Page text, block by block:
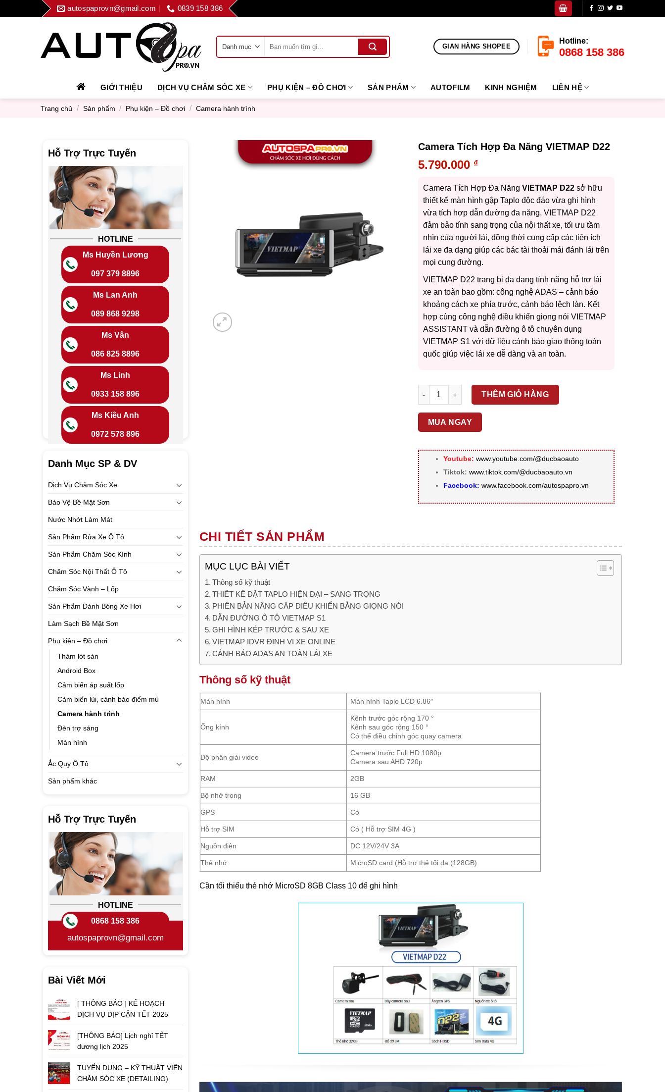
to
autospaprovn@gmail.com 0839 158 386
kiếm:
GIAN HÀNG SHOPEE
Hotline:
0868 158 386
GIỚI THIỆU DỊCH VỤ CHĂM SÓC XE PHỤ KIỆN – ĐỒ CHƠI SẢN PHẨM AUTOFILM KINH NGHIỆM LIÊN HỆ
Trang chủ / Sản phẩm / Phụ kiện – Đồ chơi / Camera hành trình
Hỗ Trợ Trực Tuyến
HOTLINE
Ms Huyền Lương
097 379 8896
Ms Lan Anh
089 868 9298
Ms Vân
086 825 8896
Ms Linh
0933 158 896
Ms Kiều Anh
0972 578 896
Danh Mục SP & DV
Dịch Vụ Chăm Sóc Xe
Bảo Vệ Bề Mặt Sơn
Nước Nhớt Làm Mát
Sản Phẩm Rửa Xe Ô Tô
Sản Phẩm Chăm Sóc Kính
Chăm Sóc Nội Thất Ô Tô
Chăm Sóc Vành – Lốp
Sản Phẩm Đánh Bóng Xe Hơi
Làm Sạch Bề Mặt Sơn
Phụ kiện – Đồ chơi
Thảm lót sàn
Android Box
Cảm biến áp suất lốp
Cảm biến lùi, cảnh báo điểm mù
Camera hành trình
Đèn trợ sáng
Màn hình
Ắc Quy Ô Tô
Sản phẩm khác
Hỗ Trợ Trực Tuyến
HOTLINE
0868 158 386
autospaprovn@gmail.com
Bài Viết Mới
[ THÔNG BÁO ] KẾ HOẠCH
DỊCH VỤ DỊP CẬN TẾT 2025
[THÔNG BÁO] Lịch nghỉ TẾT
dương lịch 2025
TUYỂN DỤNG – KỸ THUẬT VIÊN
CHĂM SÓC XE (DETAILING)
Camera Tích Hợp Đa Năng VIETMAP D22
5.790.000 ₫
Camera Tích Hợp Đa Năng VIETMAP D22sở hữu
thiết kế màn hình gập Taplo độc đáo vừa ghi hình
vừa tích hợp dẫn đường đa năng, VIETMAP D22
đảm bảo tính sang trọng của nội thất xe, tối ưu tầm
nhìn của người lái, đồng thời cung cấp các tiện ích
lái xe đa dạng giúp các bác tài thoải mái đánh lái trên
mọi cung đường.
VIETMAP D22 trang bị đa dạng tính năng hỗ trợ lái
xe an toàn bao gồm: công nghệ ADAS – cảnh báo
khoảng cách xe phía trước, cảnh báo lệch làn. Kết
hợp cùng công nghệ điều khiển giọng nói VIETMAP
ASSISTANT và dẫn đường ô tô chuyên dụng
VIETMAP S1 với dữ liệu cảnh báo giao thông toàn
quốc giúp việc lái xe dễ dàng và an toàn.
Camera Tích Hợp Đa Năng VIETMAP D22 số lượng
THÊM GIỎ HÀNG
MUA NGAY
Youtube: www.youtube.com/@ducbaoauto
Tiktok: www.tiktok.com/@ducbaoauto.vn
Facebook: www.facebook.com/autospapro.vn
CHI TIẾT SẢN PHẨM
MỤC LỤC BÀI VIẾT
Thông số kỹ thuật
THIẾT KẾ ĐẶT TAPLO HIỆN ĐẠI – SANG TRỌNG
PHIÊN BẢN NÂNG CẤP ĐIỀU KHIỂN BẰNG GIỌNG NÓI
DẪN ĐƯỜNG Ô TÔ VIETMAP S1
GHI HÌNH KÉP TRƯỚC & SAU XE
VIETMAP IDVR ĐỊNH VỊ XE ONLINE
CẢNH BẢO ADAS AN TOÀN LÁI XE
Thông số kỹ thuật
Màn hình Màn hình Taplo LCD 6.86″
Ống kính
Kênh trước góc rộng 170 °
Kênh sau góc rộng 150 °
Có thể điều chỉnh góc quay camera
Độ phân giải video
Camera trước Full HD 1080p
Camera sau AHD 720p
RAM 2GB
Bộ nhớ trong 16 GB
GPS Có
Hỗ trợ SIM Có ( Hỗ trợ SIM 4G )
Nguồn điện DC 12V/24V 3A
Thẻ nhớ MicroSD card (Hỗ trợ thẻ tối đa (128GB)
Cần tối thiếu thẻ nhớ MicroSD 8GB Class 10 để ghi hình